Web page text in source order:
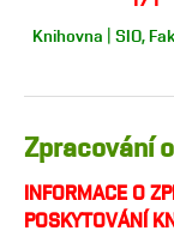
Knihovna | SIO,
Zpracování
INFORMACE O
POSKYTOVÁNÍ